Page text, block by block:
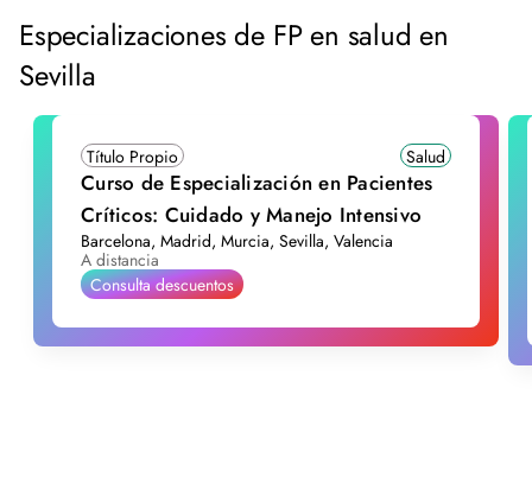
Especializaciones de FP en salud en
Sevilla
Título Propio Salud
Curso de Especialización en Pacientes
Críticos: Cuidado y Manejo Intensivo
Barcelona, Madrid, Murcia, Sevilla, Valencia
A distancia
Consulta descuentos